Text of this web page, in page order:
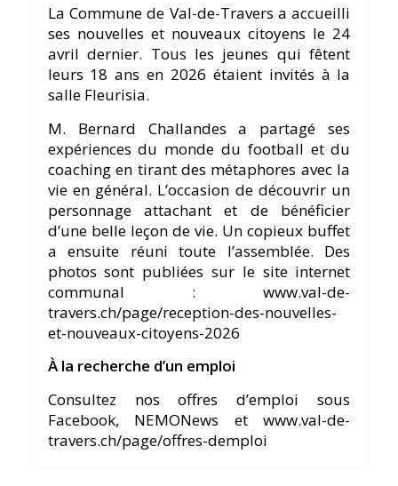
La Commune de Val-de-Travers a accueilli
ses nouvelles et nouveaux citoyens le 24
avril dernier. Tous les jeunes qui fêtent
leurs 18 ans en 2026 étaient invités à la
salle Fleurisia.
M. Bernard Challandes a partagé ses
expériences du monde du football et du
coaching en tirant des métaphores avec la
vie en général. L’occasion de découvrir un
personnage attachant et de bénéficier
d’une belle leçon de vie. Un copieux buffet
a ensuite réuni toute l’assemblée. Des
photos sont publiées sur le site internet
communal : www.val-de-
travers.ch/page/reception-des-nouvelles-
et-nouveaux-citoyens-2026
À la recherche d’un emploi
Consultez nos offres d’emploi sous
Facebook, NEMONews et www.val-de-
travers.ch/page/offres-demploi